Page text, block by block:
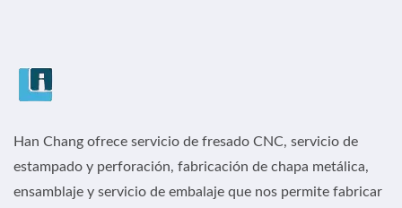
Han Chang ofrece servicio de fresado CNC, servicio de
estampado y perforación, fabricación de chapa metálica,
ensamblaje y servicio de embalaje que nos permite fabricar